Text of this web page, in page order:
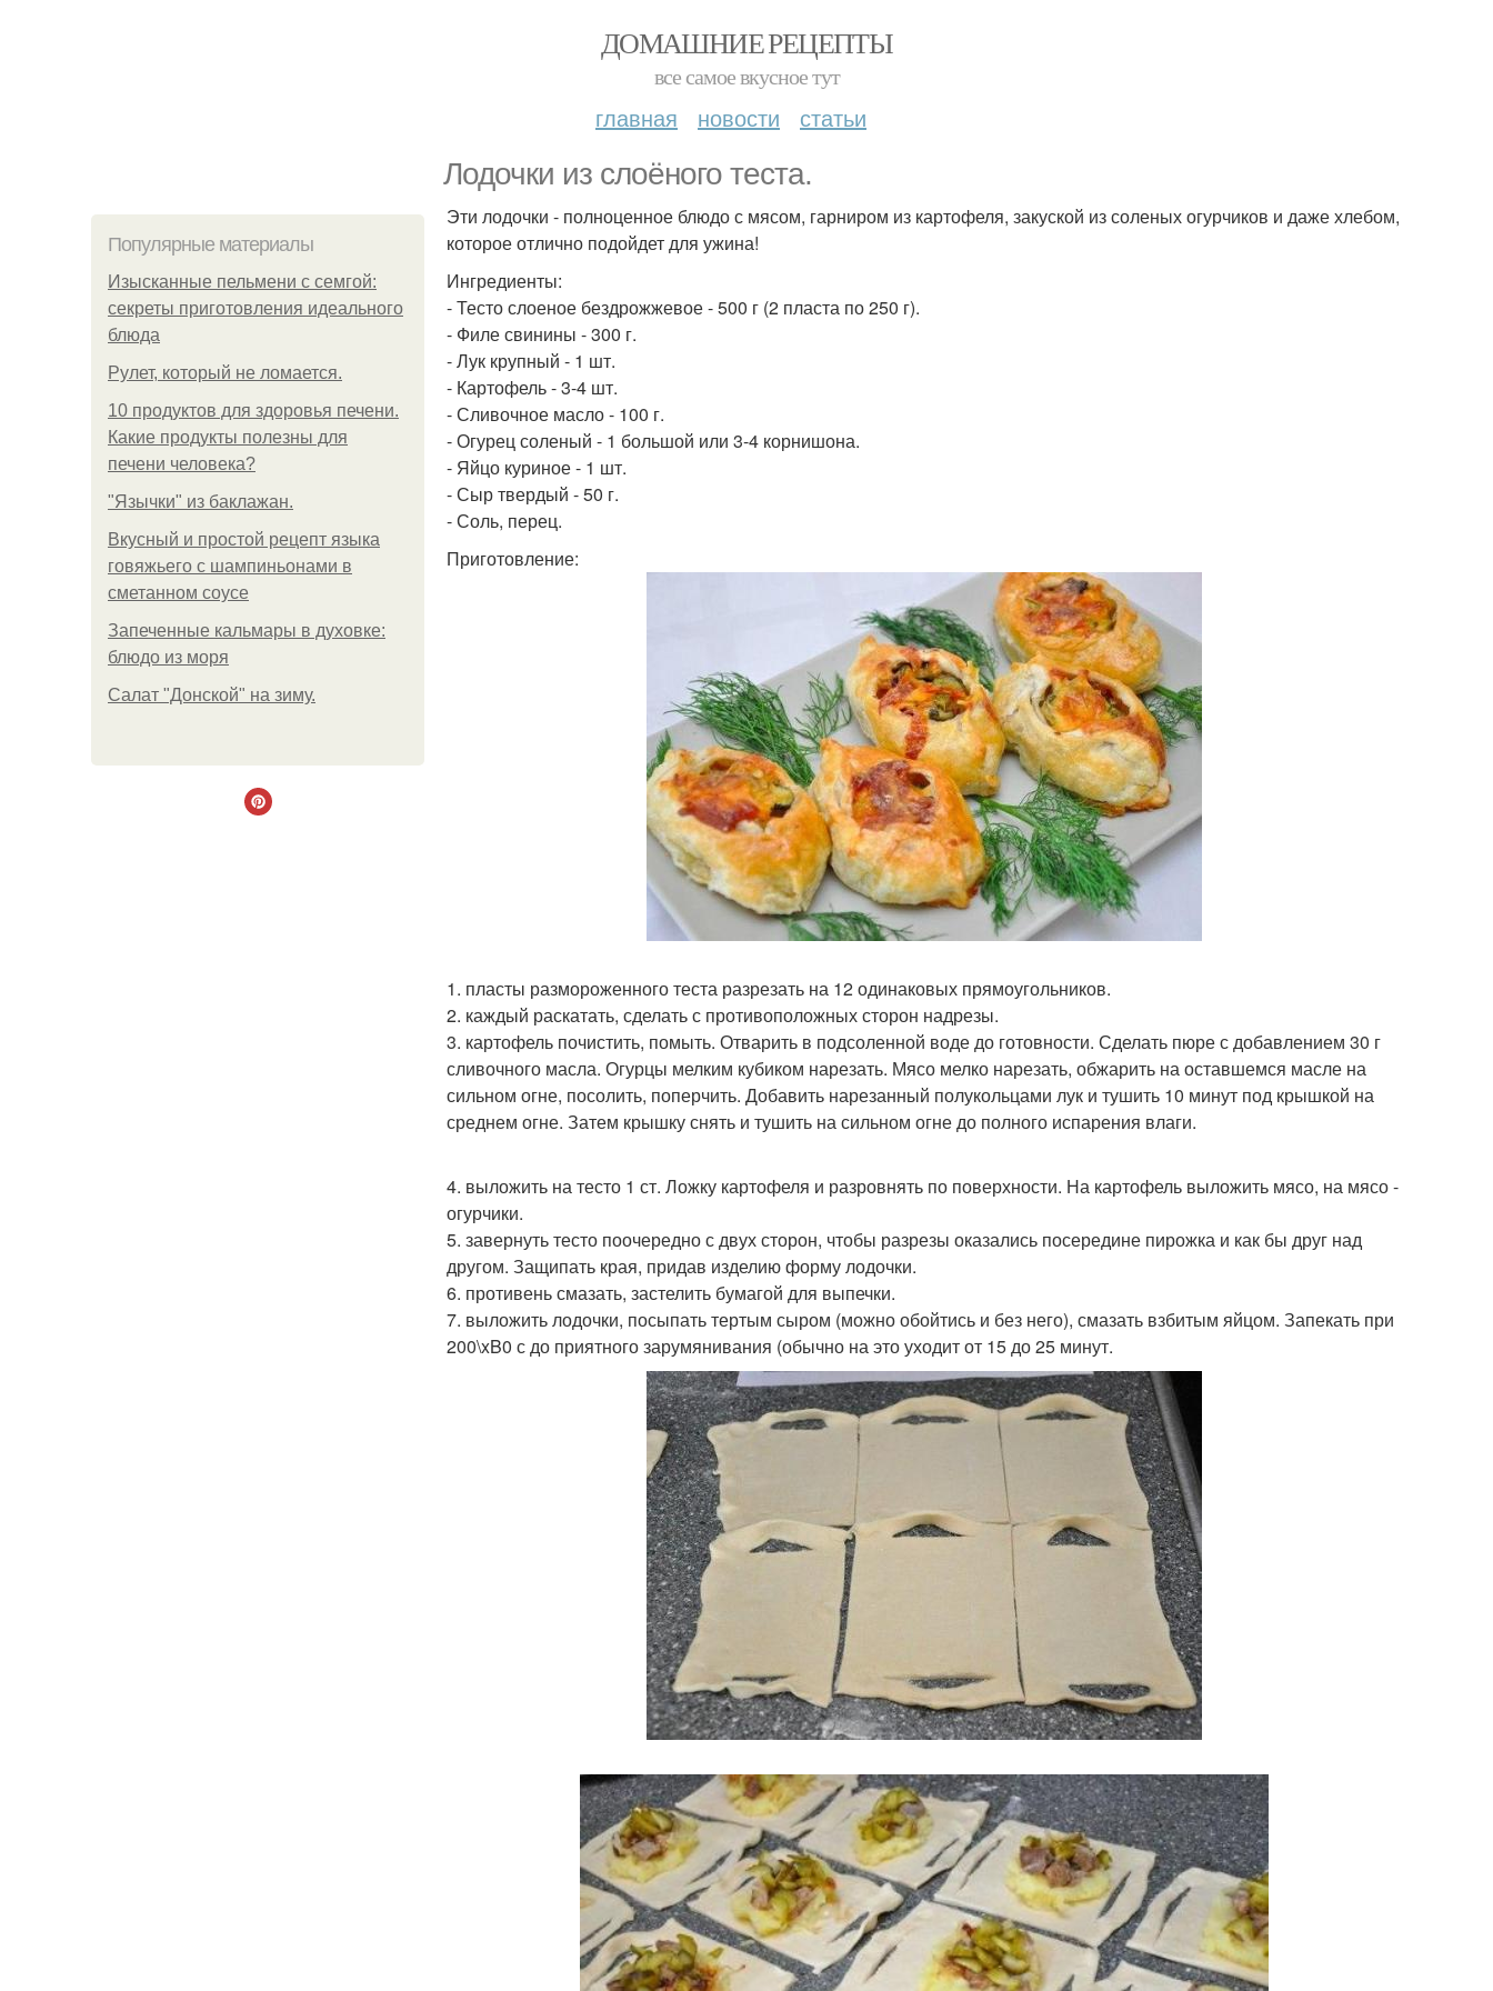
ДОМАШНИЕ РЕЦЕПТЫ
все самое вкусное тут
главная новости статьи
Лодочки из слоёного теста.
Популярные материалы
Изысканные пельмени с семгой:
секреты приготовления идеального
блюда
Рулет, который не ломается.
10 продуктов для здоровья печени.
Какие продукты полезны для
печени человека?
"Язычки" из баклажан.
Вкусный и простой рецепт языка
говяжьего с шампиньонами в
сметанном соусе
Запеченные кальмары в духовке:
блюдо из моря
Салат "Донской" на зиму.
Эти лодочки - полноценное блюдо с мясом, гарниром из картофеля, закуской из соленых огурчиков и даже хлебом,
которое отлично подойдет для ужина!
Ингредиенты:
- Тесто слоеное бездрожжевое - 500 г (2 пласта по 250 г).
- Филе свинины - 300 г.
- Лук крупный - 1 шт.
- Картофель - 3-4 шт.
- Сливочное масло - 100 г.
- Огурец соленый - 1 большой или 3-4 корнишона.
- Яйцо куриное - 1 шт.
- Сыр твердый - 50 г.
- Соль, перец.
Приготовление:
1. пласты размороженного теста разрезать на 12 одинаковых прямоугольников.
2. каждый раскатать, сделать с противоположных сторон надрезы.
3. картофель почистить, помыть. Отварить в подсоленной воде до готовности. Сделать пюре с добавлением 30 г
сливочного масла. Огурцы мелким кубиком нарезать. Мясо мелко нарезать, обжарить на оставшемся масле на
сильном огне, посолить, поперчить. Добавить нарезанный полукольцами лук и тушить 10 минут под крышкой на
среднем огне. Затем крышку снять и тушить на сильном огне до полного испарения влаги.
4. выложить на тесто 1 ст. Ложку картофеля и разровнять по поверхности. На картофель выложить мясо, на мясо -
огурчики.
5. завернуть тесто поочередно с двух сторон, чтобы разрезы оказались посередине пирожка и как бы друг над
другом. Защипать края, придав изделию форму лодочки.
6. противень смазать, застелить бумагой для выпечки.
7. выложить лодочки, посыпать тертым сыром (можно обойтись и без него), смазать взбитым яйцом. Запекать при
200\xB0 с до приятного зарумянивания (обычно на это уходит от 15 до 25 минут.